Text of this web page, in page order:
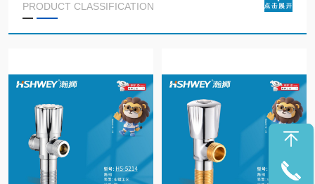
PRODUCT CLASSIFICATION